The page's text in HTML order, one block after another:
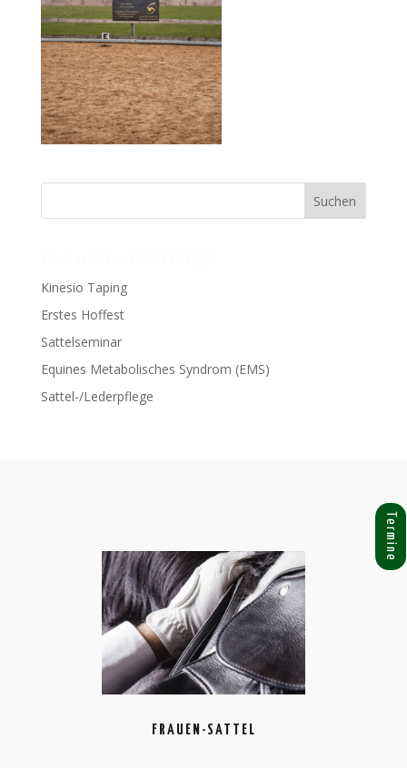
Kinesio Taping
Erstes Hoffest
Sattelseminar
Equines Metabolisches Syndrom (EMS)
Sattel-/Lederpflege
Termine
FRAUEN-SATTEL